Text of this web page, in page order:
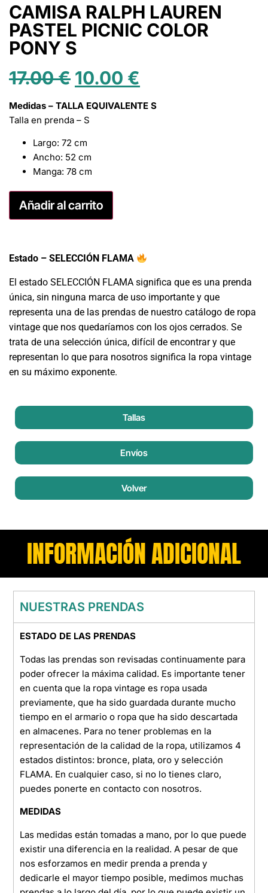
CAMISA RALPH LAUREN
PASTEL PICNIC COLOR
PONY S
17.00€ 10.00 €
Medidas – TALLA EQUIVALENTE S
Talla en prenda – S
Largo: 72 cm
Ancho: 52 cm
Manga: 78 cm
Añadir al carrito
Estado – SELECCIÓN FLAMA
El estado SELECCIÓN FLAMA significa que es una prenda
única, sin ninguna marca de uso importante y que
representa una de las prendas de nuestro catálogo de ropa
vintage que nos quedaríamos con los ojos cerrados. Se
trata de una selección única, difícil de encontrar y que
representan lo que para nosotros significa la ropa vintage
en su máximo exponente.
Tallas
Envíos
Volver
INFORMACIÓN ADICIONAL
NUESTRAS PRENDAS
ESTADO DE LAS PRENDAS
Todas las prendas son revisadas continuamente para
poder ofrecer la máxima calidad. Es importante tener
en cuenta que la ropa vintage es ropa usada
previamente, que ha sido guardada durante mucho
tiempo en el armario o ropa que ha sido descartada
en almacenes. Para no tener problemas en la
representación de la calidad de la ropa, utilizamos 4
estados distintos: bronce, plata, oro y selección
FLAMA. En cualquier caso, si no lo tienes claro,
puedes ponerte en contacto con nosotros.
MEDIDAS
Las medidas están tomadas a mano, por lo que puede
existir una diferencia en la realidad. A pesar de que
nos esforzamos en medir prenda a prenda y
dedicarle el mayor tiempo posible, medimos muchas